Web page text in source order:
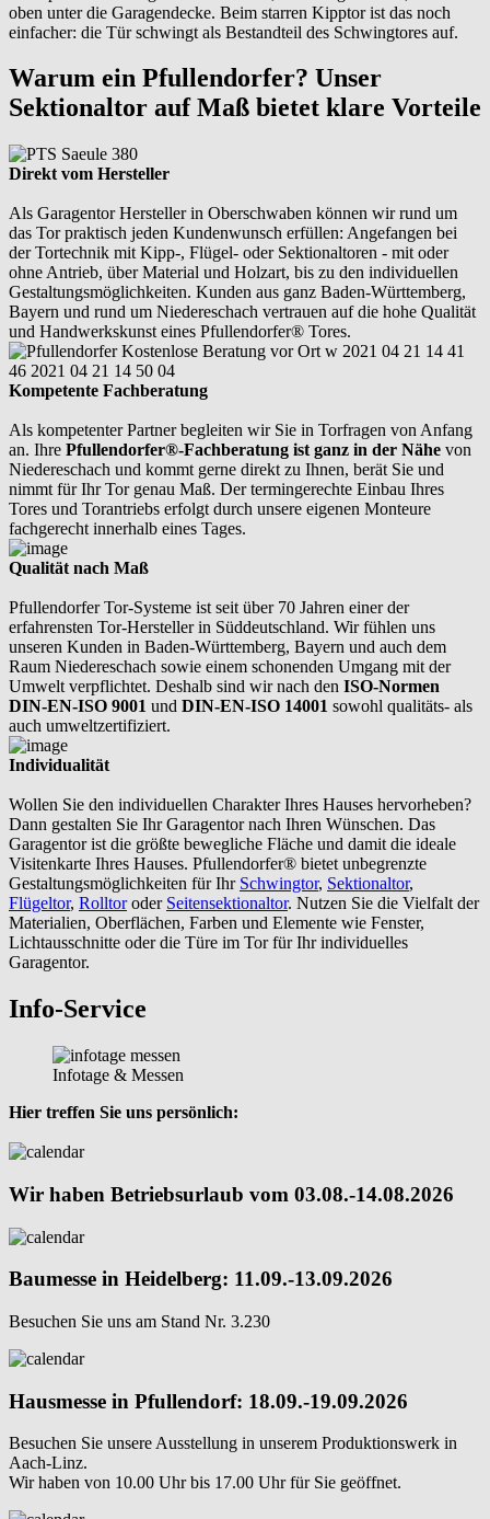
oben unter die Garagendecke. Beim starren Kipptor ist das noch
einfacher: die Tür schwingt als Bestandteil des Schwingtores auf.
Warum ein Pfullendorfer? Unser
Sektionaltor auf Maß bietet klare Vorteile
Direkt vom Hersteller
Als Garagentor Hersteller in Oberschwaben können wir rund um
das Tor praktisch jeden Kundenwunsch erfüllen: Angefangen bei
der Tortechnik mit Kipp-, Flügel- oder Sektionaltoren - mit oder
ohne Antrieb, über Material und Holzart, bis zu den individuellen
Gestaltungsmöglichkeiten. Kunden aus ganz Baden-Württemberg,
Bayern und rund um Niedereschach vertrauen auf die hohe Qualität
und Handwerkskunst eines Pfullendorfer® Tores.
Kompetente Fachberatung
Als kompetenter Partner begleiten wir Sie in Torfragen von Anfang
an. Ihre Pfullendorfer®-Fachberatung ist ganz in der Nähe von
Niedereschach und kommt gerne direkt zu Ihnen, berät Sie und
nimmt für Ihr Tor genau Maß. Der termingerechte Einbau Ihres
Tores und Torantriebs erfolgt durch unsere eigenen Monteure
fachgerecht innerhalb eines Tages.
Qualität nach Maß
Pfullendorfer Tor-Systeme ist seit über 70 Jahren einer der
erfahrensten Tor-Hersteller in Süddeutschland. Wir fühlen uns
unseren Kunden in Baden-Württemberg, Bayern und auch dem
Raum Niedereschach sowie einem schonenden Umgang mit der
Umwelt verpflichtet. Deshalb sind wir nach den ISO-Normen
DIN-EN-ISO 9001 und DIN-EN-ISO 14001 sowohl qualitäts- als
auch umweltzertifiziert.
Individualität
Wollen Sie den individuellen Charakter Ihres Hauses hervorheben?
Dann gestalten Sie Ihr Garagentor nach Ihren Wünschen. Das
Garagentor ist die größte bewegliche Fläche und damit die ideale
Visitenkarte Ihres Hauses. Pfullendorfer® bietet unbegrenzte
Gestaltungsmöglichkeiten für Ihr Schwingtor, Sektionaltor,
Flügeltor, Rolltoroder Seitensektionaltor. Nutzen Sie die Vielfalt der
Materialien, Oberflächen, Farben und Elemente wie Fenster,
Lichtausschnitte oder die Türe im Tor für Ihr individuelles
Garagentor.
Info-Service
Infotage & Messen
Hier treffen Sie uns persönlich:
Wir haben Betriebsurlaub vom 03.08.-14.08.2026
Baumesse in Heidelberg: 11.09.-13.09.2026
Besuchen Sie uns am Stand Nr. 3.230
Hausmesse in Pfullendorf: 18.09.-19.09.2026
Besuchen Sie unsere Ausstellung in unserem Produktionswerk in
Aach-Linz.
Wir haben von 10.00 Uhr bis 17.00 Uhr für Sie geöffnet.